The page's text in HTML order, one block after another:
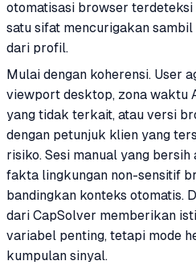
otomatisasi browser terdeteksi
satu sifat mencurigakan
dari profil.
Mulai dengan koherensi. User
viewport desktop, zona waktu
yang tidak terkait, atau versi
dengan petunjuk klien yang
risiko. Sesi manual yang
fakta lingkungan non-sensitif
bandingkan konteks otomatis.
dari CapSolver memberikan
variabel penting, tetapi mode
kumpulan sinyal.